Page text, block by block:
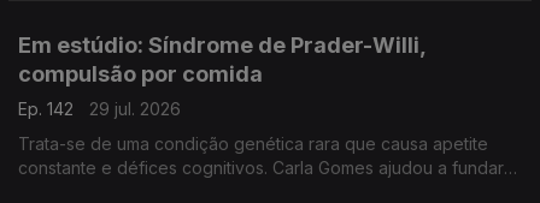
Em estúdio: Síndrome de Prader-Willi,
compulsão por comida
Ep. 142
29 jul. 2026
Trata-se de uma condição genética rara que causa apetite
constante e défices cognitivos. Carla Gomes ajudou a fundar